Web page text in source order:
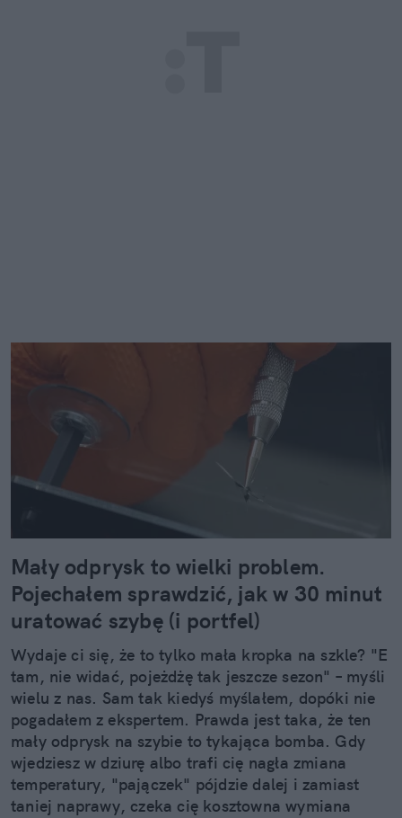
Mały odprysk to wielki problem.
Pojechałem sprawdzić, jak w 30 minut
uratować szybę (i portfel)
Wydaje ci się, że to tylko mała kropka na szkle? "E
tam, nie widać, pojeżdżę tak jeszcze sezon" – myśli
wielu z nas. Sam tak kiedyś myślałem, dopóki nie
pogadałem z ekspertem. Prawda jest taka, że ten
mały odprysk na szybie to tykająca bomba. Gdy
wjedziesz w dziurę albo trafi cię nagła zmiana
temperatury, "pajączek" pójdzie dalej i zamiast
taniej naprawy, czeka cię kosztowna wymiana